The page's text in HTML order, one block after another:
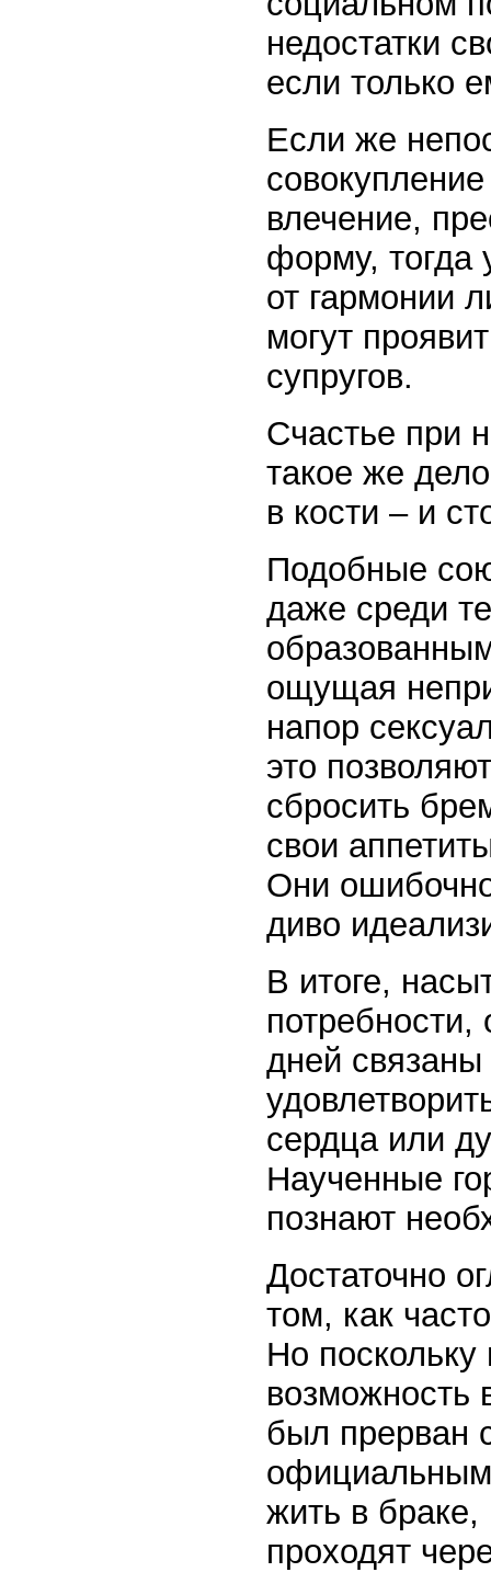
недостатки
если только
Если же
влечение,
форму, тогда
от гармонии
могут
супругов.
Счастье при
такое же
в кости – и
Подобные
даже среди
ощущая
напор
это
сбросить
свои
Они
диво
В итоге,
потребности,
дней
сердца или
Наученные
познают
Достаточно
том, как
Но
возможность
был прерван
официальным
жить в
проходят